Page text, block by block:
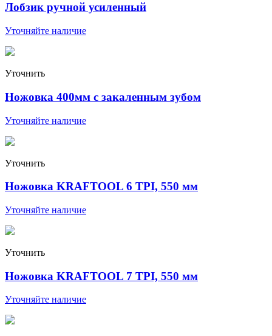
Лобзик ручной усиленный
Уточняйте наличие
Уточнить
Ножовка 400мм с закаленным зубом
Уточняйте наличие
Уточнить
Ножовка KRAFTOOL 6 TPI, 550 мм
Уточняйте наличие
Уточнить
Ножовка KRAFTOOL 7 TPI, 550 мм
Уточняйте наличие